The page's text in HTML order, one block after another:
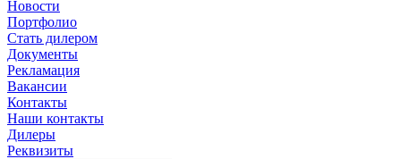
Новости
Портфолио
Стать дилером
Документы
Рекламация
Вакансии
Контакты
Наши контакты
Дилеры
Реквизиты